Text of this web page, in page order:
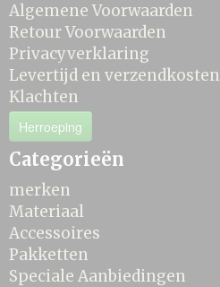
Algemene Voorwaarden
Retour Voorwaarden
Privacyverklaring
Levertijd en verzendkosten
Klachten
Herroeping
Categorieën
merken
Materiaal
Accessoires
Pakketten
Speciale Aanbiedingen